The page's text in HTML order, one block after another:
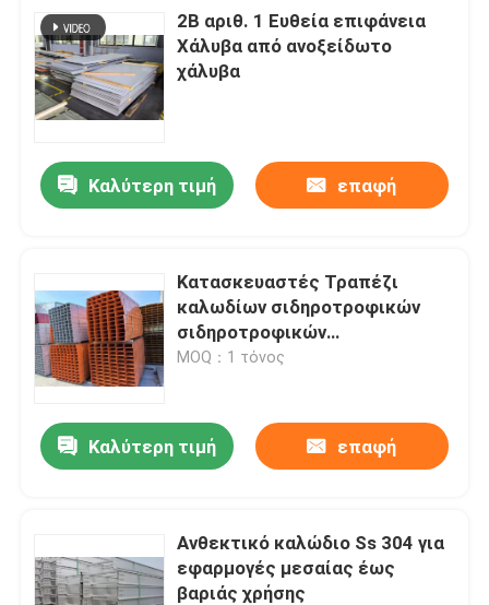
2Β αριθ. 1 Ευθεία επιφάνεια
Χάλυβα από ανοξείδωτο
χάλυβα
Καλύτερη τιμή επαφή
Κατασκευαστές Τραπέζι
καλωδίων σιδηροτροφικών
σιδηροτροφικών
σιδηροτροφικών
σιδηροτροφικών
σιδηροτροφικών
MOQ：1 τόνος
Καλύτερη τιμή επαφή
Ανθεκτικό καλώδιο Ss 304 για
εφαρμογές μεσαίας έως
βαριάς χρήσης